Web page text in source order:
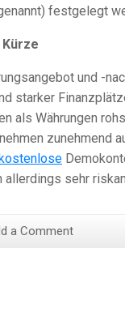
festgelegt
und -
starker
als Währungen
nehmen zunehmend
kostenlose
sehr
a Comment